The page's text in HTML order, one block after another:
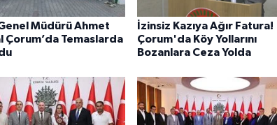
Müdürü Ahmet
Çorum’da Temaslarda
İzinsiz Kazıya Ağır Fatura!
Çorum'da Köy Yollarını
Bozanlara Ceza Yolda